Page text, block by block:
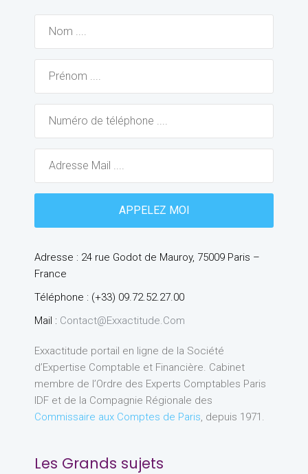
Adresse : 24 rue Godot de Mauroy, 75009 Paris –
France
Téléphone : (+33) 09.72.52.27.00
Mail : Contact@exxactitude.com
Exxactitude portail en ligne de la Société
d’Expertise Comptable et Financière. Cabinet
membre de l’Ordre des Experts Comptables Paris
IDF et de la Compagnie Régionale des
Commissaire aux Comptes de Paris, depuis 1971.
Les Grands sujets